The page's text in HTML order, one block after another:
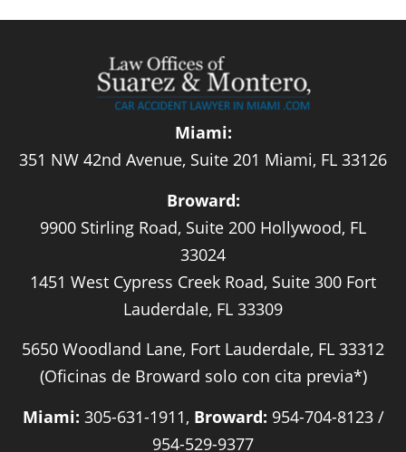
Miami:
351 NW 42nd Avenue, Suite 201 Miami, FL 33126
Broward:
9900 Stirling Road, Suite 200 Hollywood, FL
33024
1451 West Cypress Creek Road, Suite 300 Fort
Lauderdale, FL 33309
5650 Woodland Lane, Fort Lauderdale, FL 33312
(Oficinas de Broward solo con cita previa*)
Miami: 305-631-1911, Broward: 954-704-8123 /
954-529-9377